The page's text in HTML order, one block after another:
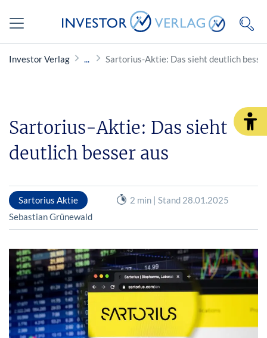
Investor Verlag Sartorius-Aktie: Das sieht deutlich
Sartorius-Aktie: Das sieht
deutlich besser aus
Sartorius Aktie
2 min | Stand 28.01.2025
Sebastian Grünewald